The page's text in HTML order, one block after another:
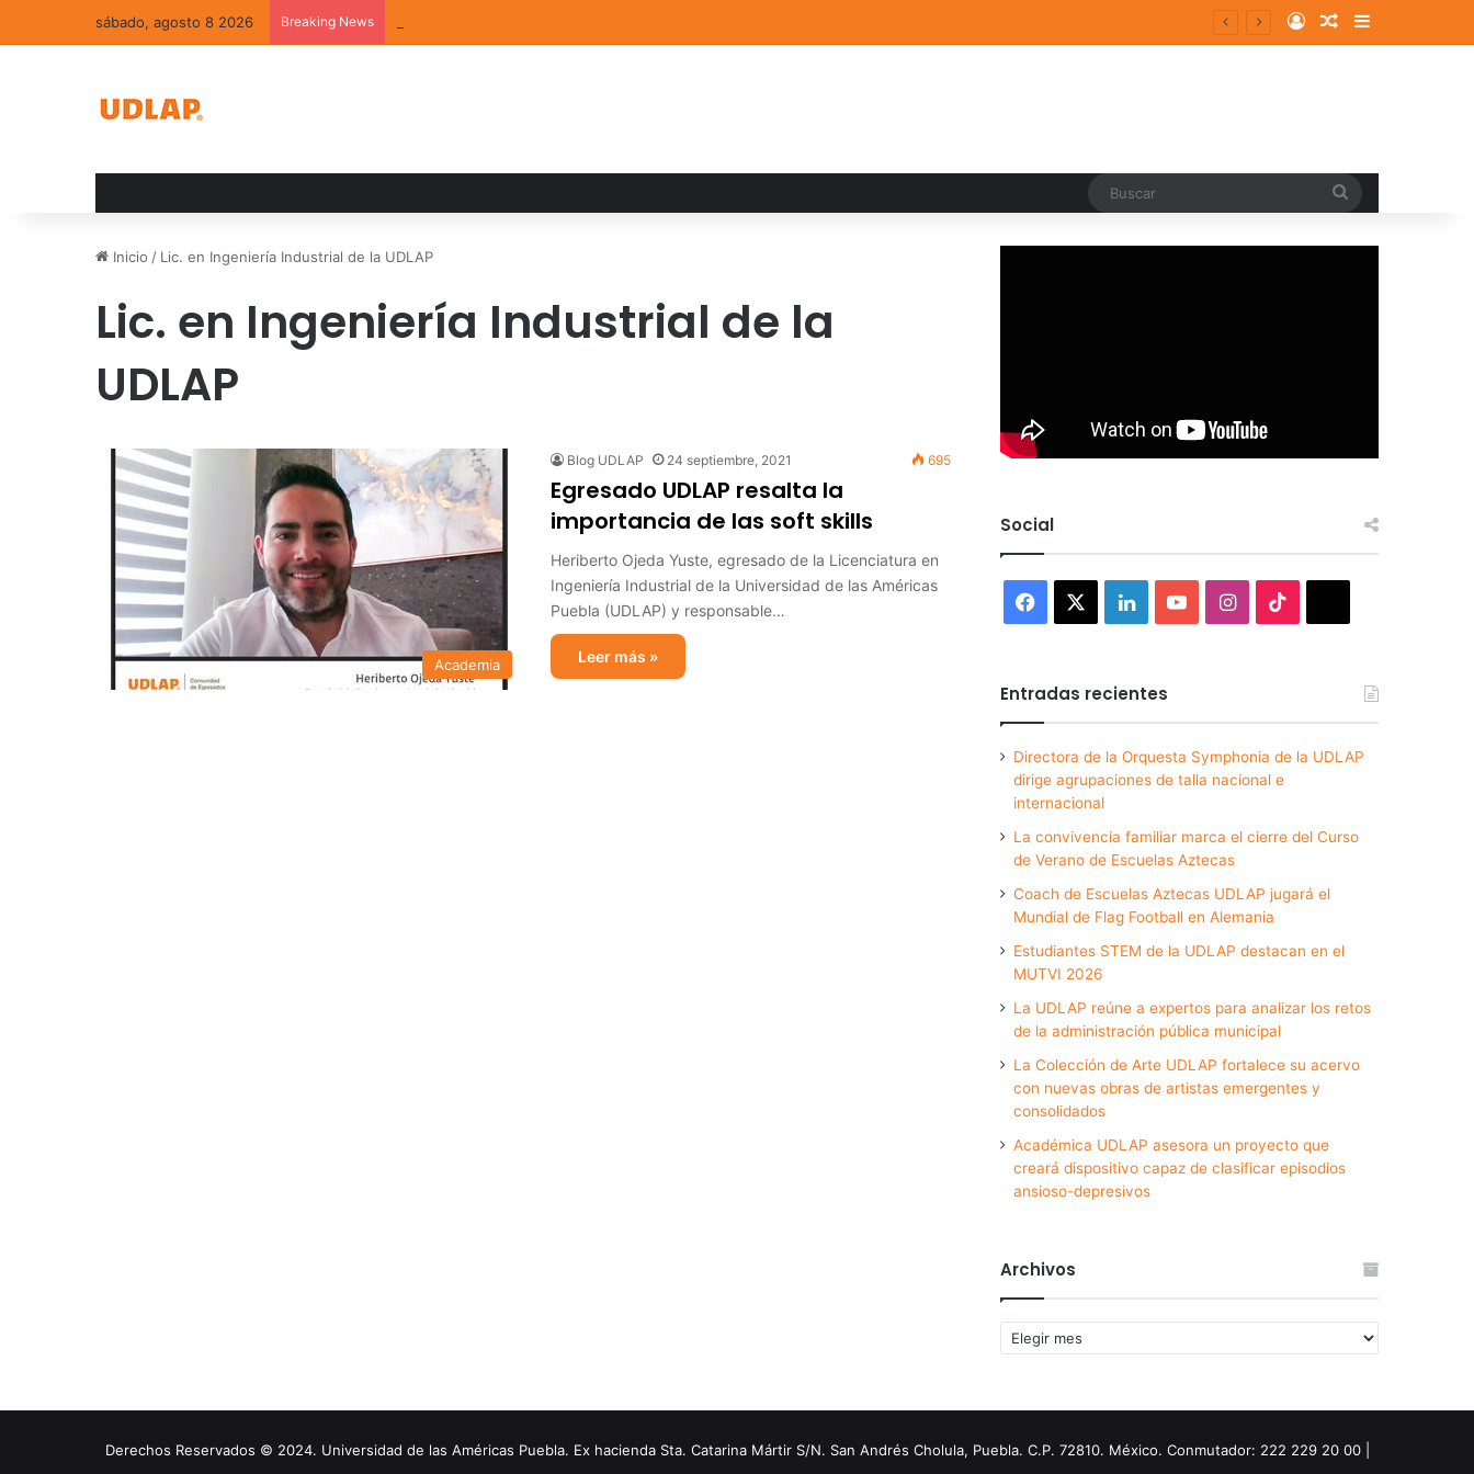
sábado, agosto 8 2026 Breaking News Log InRandom Article
Sidebar
Inicio / Lic. en Ingeniería Industrial de la UDLAP
Lic. en Ingeniería Industrial de la
UDLAP
Academia
Blog UDLAP 24 septiembre, 2021 695
Egresado UDLAP resalta la
importancia de las soft skills
Heriberto Ojeda Yuste, egresado de la Licenciatura en
Ingeniería Industrial de la Universidad de las Américas
Puebla (UDLAP) y responsable…
Leer más »
Social
Facebook LinkedInYouTubeInstagram
Entradas recientes
Directora de la Orquesta Symphonia de la UDLAP
dirige agrupaciones de talla nacional e
internacional
La convivencia familiar marca el cierre del Curso
de Verano de Escuelas Aztecas
Coach de Escuelas Aztecas UDLAP jugará el
Mundial de Flag Football en Alemania
Estudiantes STEM de la UDLAP destacan en el
MUTVI 2026
La UDLAP reúne a expertos para analizar los retos
de la administración pública municipal
La Colección de Arte UDLAP fortalece su acervo
con nuevas obras de artistas emergentes y
consolidados
Académica UDLAP asesora un proyecto que
creará dispositivo capaz de clasificar episodios
ansioso-depresivos
Archivos
Archivos
Derechos Reservados © 2024. Universidad de las Américas Puebla. Ex hacienda Sta. Catarina Mártir S/N. San Andrés Cholula, Puebla. C.P. 72810. México. Conmutador: 222 229 20 00 |